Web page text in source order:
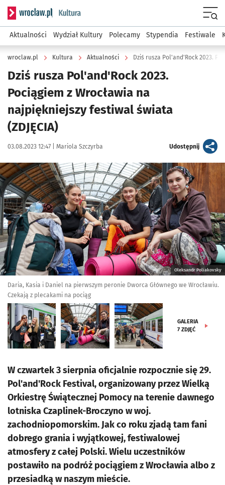
Serwis informacyjny wroclaw.pl podserwis: Kultura
Aktualności Wydział Kultury Polecamy Stypendia Festiwale
wroclaw.pl Kultura Aktualności
Dziś rusza Pol'and'Rock 2023.
Pociągiem z Wrocławia na
najpiękniejszy festiwal świata
(ZDJĘCIA)
Data publikacji:
03.08.2023 12:47 | Autor:
Mariola Szczyrba Udostępnijartykuł
Kliknij, aby zobaczyć galerię
Oleksandr Poliakovsky
Daria, Kasia i Daniel na pierwszym peronie Dworca Głównego we Wrocławiu.
Czekają z plecakami na pociąg
GALERIA
7 ZDJĘĆ
W czwartek 3 sierpnia oficjalnie rozpocznie się 29.
Pol'and'Rock Festival, organizowany przez Wielką
Orkiestrę Świątecznej Pomocy na terenie dawnego
lotniska Czaplinek-Broczyno w woj.
zachodniopomorskim. Jak co roku zjadą tam fani
dobrego grania i wyjątkowej, festiwalowej
atmosfery z całej Polski. Wielu uczestników
postawiło na podróż pociągiem z Wrocławia albo z
przesiadką w naszym mieście.